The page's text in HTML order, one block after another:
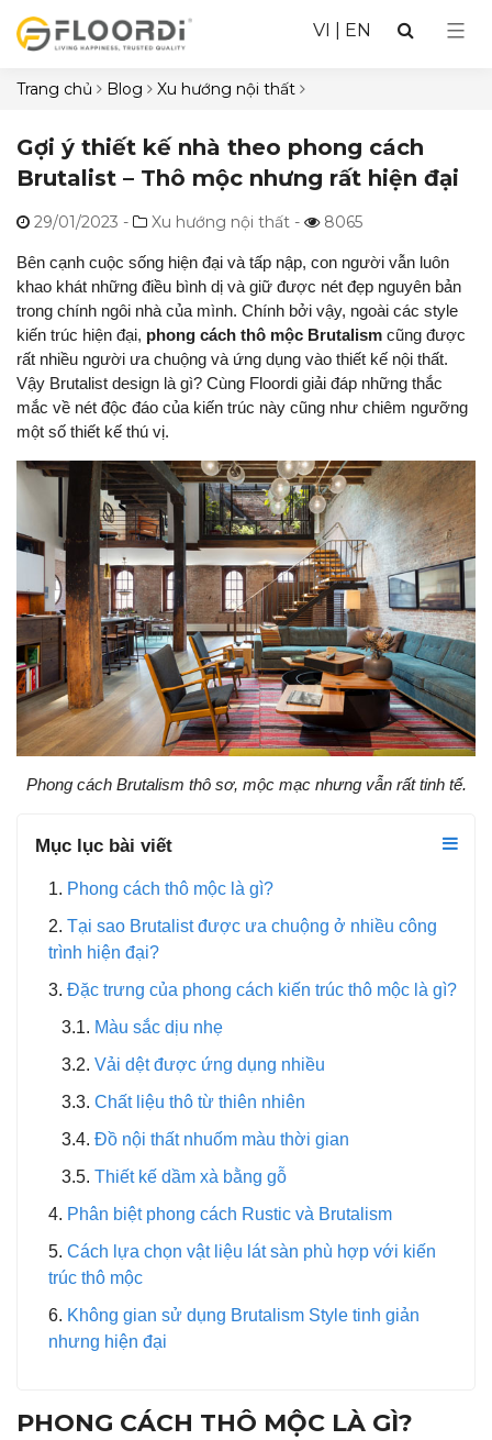
VI EN
Trang chủ Blog Xu hướng nội thất
Gợi ý thiết kế nhà theo phong cách
Brutalist – Thô mộc nhưng rất hiện đại
29/01/2023 - Xu hướng nội thất - 8065
Bên cạnh cuộc sống hiện đại và tấp nập, con người vẫn luôn
khao khát những điều bình dị và giữ được nét đẹp nguyên bản
trong chính ngôi nhà của mình. Chính bởi vậy, ngoài các style
kiến trúc hiện đại, phong cách thô mộc Brutalism cũng được
rất nhiều người ưa chuộng và ứng dụng vào thiết kế nội thất.
Vậy Brutalist design là gì? Cùng Floordi giải đáp những thắc
mắc về nét độc đáo của kiến trúc này cũng như chiêm ngưỡng
một số thiết kế thú vị.
Phong cách Brutalism thô sơ, mộc mạc nhưng vẫn rất tinh tế.
Mục lục bài viết
Phong cách thô mộc là gì?
Tại sao Brutalist được ưa chuộng ở nhiều công
trình hiện đại?
Đặc trưng của phong cách kiến trúc thô mộc là gì?
Màu sắc dịu nhẹ
Vải dệt được ứng dụng nhiều
Chất liệu thô từ thiên nhiên
Đồ nội thất nhuốm màu thời gian
Thiết kế dầm xà bằng gỗ
Phân biệt phong cách Rustic và Brutalism
Cách lựa chọn vật liệu lát sàn phù hợp với kiến
trúc thô mộc
Không gian sử dụng Brutalism Style tinh giản
nhưng hiện đại
PHONG CÁCH THÔ MỘC LÀ GÌ?